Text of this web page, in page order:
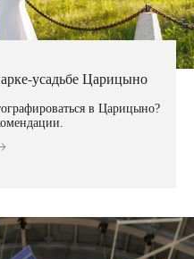
усадьбе Царицыно
в Царицыно?